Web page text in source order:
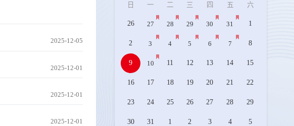
2025-12-05
2025-12-01
2025-12-01
2025-12-01
日 一 二 三 四 五 六
26 27 28 29 30 31 1
2 3 4 5 6 7 8
9 10 11 12 13 14 15
16 17 18 19 20 21 22
23 24 25 26 27 28 29
30 31 1 2 3 4 5